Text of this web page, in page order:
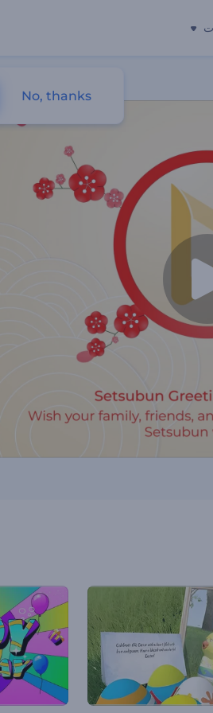
No, thanks